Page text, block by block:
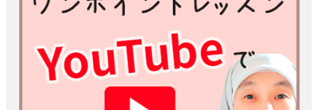
録ください。
※ご入力いただいた情報は、当スクールプライバシーポリシーのも
と厳重に管理いたします。
※ yahoo、hotmail などのフリーメールアドレスでは受信できない
場合があるため、プロバイダーメールアドレスを推奨いたします。